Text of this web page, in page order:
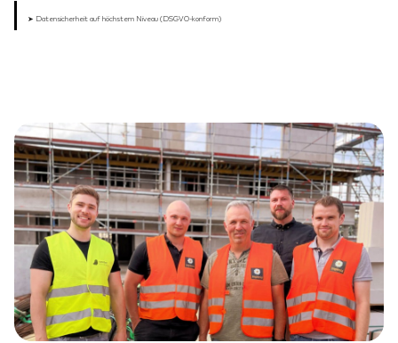
➤ Datensicherheit auf höchstem Niveau (DSGVO-konform)